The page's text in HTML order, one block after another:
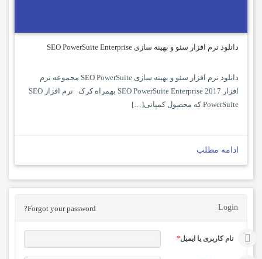
دانلود نرم افزار سئو و بهینه سازی SEO PowerSuite Enterprise
دانلود نرم افزار سئو و بهینه سازی SEO PowerSuite مجموعه نرم
افزار SEO PowerSuite Enterprise 2017 بهمراه کرک نرم افزار SEO
PowerSuite که محصول کمپانی[…]
ادامه مطلب
Login
Forgot your password?
نام کاربری یا ایمیل*